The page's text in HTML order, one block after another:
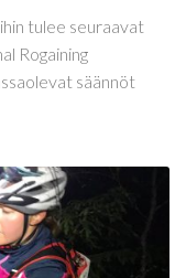
tulee seuraavat
Rogaining
säännöt